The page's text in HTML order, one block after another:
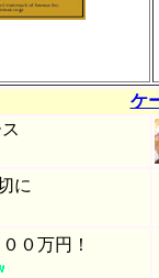
ケ
に
０万円！